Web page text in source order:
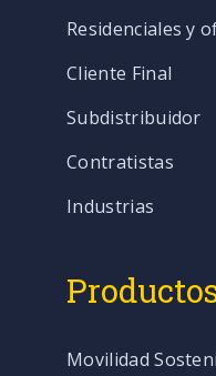
Residenciales y
Cliente Final
Subdistribuidor
Contratistas
Industrias
Movilidad